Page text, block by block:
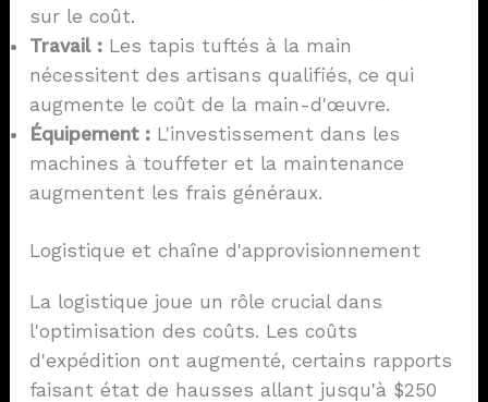
sur le coût.
Travail :Les tapis tuftés à la main
nécessitent des artisans qualifiés, ce qui
augmente le coût de la main-d'œuvre.
Équipement :L'investissement dans les
machines à touffeter et la maintenance
augmentent les frais généraux.
Logistique et chaîne d'approvisionnement
La logistique joue un rôle crucial dans
l'optimisation des coûts. Les coûts
d'expédition ont augmenté, certains rapports
faisant état de hausses allant jusqu'à $250